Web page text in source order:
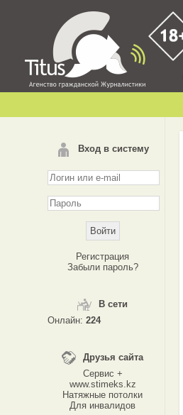
Вход в систему
Регистрация
Забыли пароль?
В сети
Онлайн: 224
Друзья сайта
Сервис +
www.stimeks.kz
Натяжные потолки
Для инвалидов